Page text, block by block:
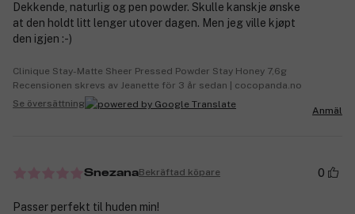
Dekkende, naturlig og pen powder. Skulle kanskje ønske
at den holdt litt lenger utover dagen. Men jeg ville kjøpt
den igjen :-)
Clinique Stay-Matte Sheer Pressed Powder Stay Honey 7,6g
Recensionen skrevs av Jeanette för 3 år sedan | cocopanda.no
Se översättning
Anmäl
SnezanaBekräftad köpare 0
Passer perfekt til huden min!